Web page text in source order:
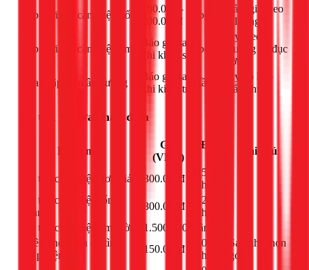
Lắp mới 1 ổ cắm điện nổi
100.000 -
200.000đ
bộ
Giảm giá theo
số lượng
Lắp mới 1 ổ cắm điện âm
Báo giá sau
khi khảo sát
bộ
Tùy theo
phương án đục
tường
Sửa chập điện âm tường
Báo giá sau
khi kiểm tra
lần
Tùy độ khó
khắc phục
Dò tìm và sửa chập điện
Hạng mục
Giá
(VNĐ)
Đơn
Ghi chú
Dò tìm chập điện đơn giản 300.000đ
45
phút
Dò tìm chập điện tổng
quan
800.000đ
120
phút
Dò tìm chập điện âm tường
1.500.000đ lần
Thêm thời gian dò tìm
chập điện
150.000đ
60
phút
Sau khi chọn
gói